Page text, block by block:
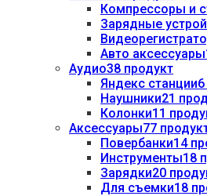
Компрессоры и
Зарядные
Авто аксессуары
Аудио38 продукт
Яндекс станции
Наушники21
Колонки11
Аксессуары77
Повербанки14
Инструменты18
Зарядки20
Для съемки18